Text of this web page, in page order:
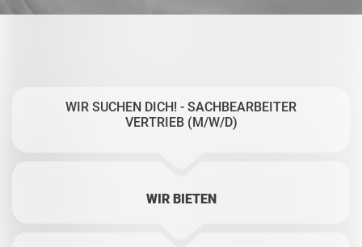
WIR SUCHEN DICH! - SACHBEARBEITER
VERTRIEB (M/W/D)
WIR BIETEN